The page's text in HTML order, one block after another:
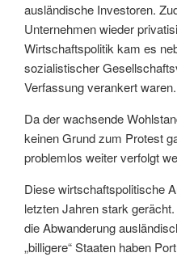
ausländische Investoren.
Unternehmen wieder
Wirtschaftspolitik kam es
sozialistischer
Verfassung verankert waren.
Da der wachsende
keinen Grund zum Protest
problemlos weiter verfolgt
Diese wirtschaftspolitische
letzten Jahren stark
die Abwanderung
„billigere“ Staaten haben